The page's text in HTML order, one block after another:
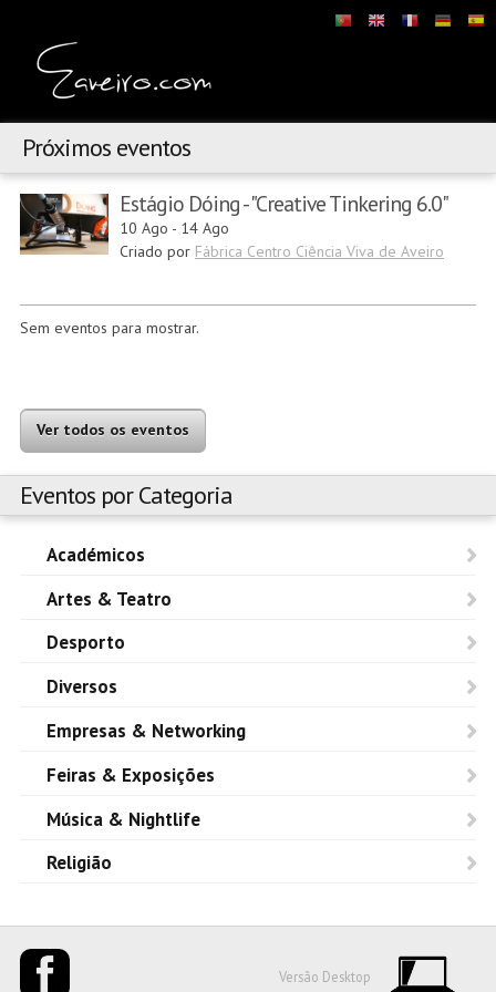
Próximos eventos
Estágio Dóing - "Creative Tinkering 6.0"
10 Ago - 14 Ago
Criado por Fábrica Centro Ciência Viva de Aveiro
Sem eventos para mostrar.
Ver todos os eventos
Eventos por Categoria
Académicos
Artes & Teatro
Desporto
Diversos
Empresas & Networking
Feiras & Exposições
Música & Nightlife
Religião
Versão Desktop